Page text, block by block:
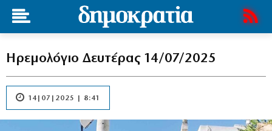
Ηρεμολόγιο Δευτέρας 14/07/2025
14|07|2025 | 8:41